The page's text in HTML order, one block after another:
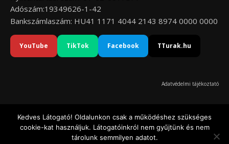
Adószám:19349626-1-42
Bankszámlaszám: HU41 1171 4044 2143 8974 0000 0000
YouTube TikTok Facebook TTurak.hu
Adatvédelmi tájékoztató
© Katonasír Kutató és Ápoló Egyesület 2020-2026
Kedves Látogató! Oldalunkon csak a működéshez szükséges
cookie-kat használjuk. Látogatóinkról nem gyűjtünk és nem
tárolunk semmilyen adatot.